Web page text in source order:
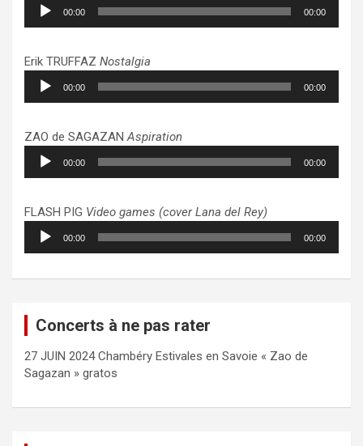
audio
00:00 00:00
Erik TRUFFAZ Nostalgia
Lecteur
audio
00:00 00:00
ZAO de SAGAZAN Aspiration
Lecteur
audio
00:00 00:00
FLASH PIG Video games (cover Lana del Rey)
Lecteur
audio
00:00 00:00
Concerts à ne pas rater
27 JUIN 2024 Chambéry Estivales en Savoie « Zao de
Sagazan » gratos